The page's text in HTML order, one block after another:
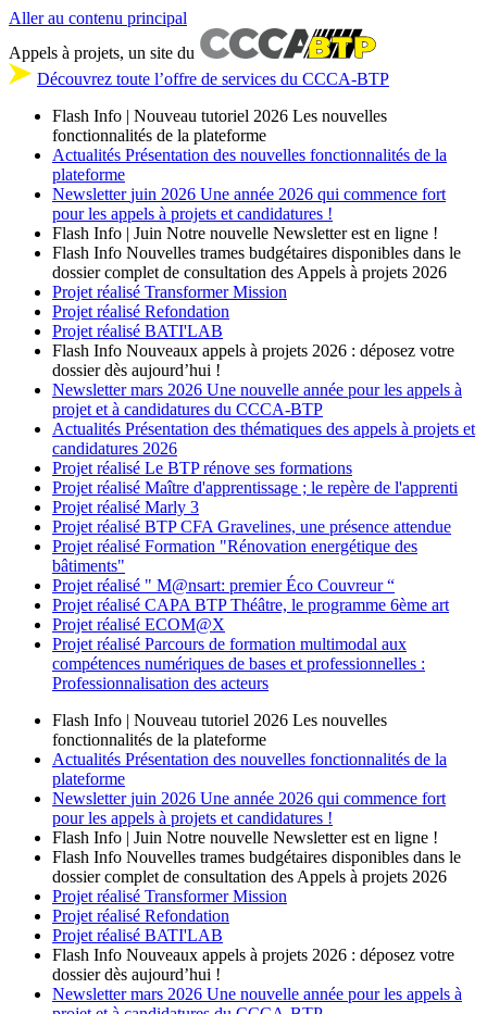
Aller au contenu principal
Appels à projets, un site du
Découvrez toute l’offre de services du CCCA-BTP
Flash Info | Nouveau tutoriel 2026 Les nouvelles
fonctionnalités de la plateforme
Actualités Présentation des nouvelles fonctionnalités de la
plateforme
Newsletter juin 2026 Une année 2026 qui commence fort
pour les appels à projets et candidatures !
Flash Info | Juin Notre nouvelle Newsletter est en ligne !
Flash Info Nouvelles trames budgétaires disponibles dans le
dossier complet de consultation des Appels à projets 2026
Projet réalisé Transformer Mission
Projet réalisé Refondation
Projet réalisé BATI'LAB
Flash Info Nouveaux appels à projets 2026 : déposez votre
dossier dès aujourd’hui !
Newsletter mars 2026 Une nouvelle année pour les appels à
projet et à candidatures du CCCA-BTP
Actualités Présentation des thématiques des appels à projets et
candidatures 2026
Projet réalisé Le BTP rénove ses formations
Projet réalisé Maître d'apprentissage ; le repère de l'apprenti
Projet réalisé Marly 3
Projet réalisé BTP CFA Gravelines, une présence attendue
Projet réalisé Formation "Rénovation energétique des
bâtiments"
Projet réalisé " M@nsart: premier Éco Couvreur “
Projet réalisé CAPA BTP Théâtre, le programme 6ème art
Projet réalisé ECOM@X
Projet réalisé Parcours de formation multimodal aux
compétences numériques de bases et professionnelles :
Professionnalisation des acteurs
Flash Info | Nouveau tutoriel 2026 Les nouvelles
fonctionnalités de la plateforme
Actualités Présentation des nouvelles fonctionnalités de la
plateforme
Newsletter juin 2026 Une année 2026 qui commence fort
pour les appels à projets et candidatures !
Flash Info | Juin Notre nouvelle Newsletter est en ligne !
Flash Info Nouvelles trames budgétaires disponibles dans le
dossier complet de consultation des Appels à projets 2026
Projet réalisé Transformer Mission
Projet réalisé Refondation
Projet réalisé BATI'LAB
Flash Info Nouveaux appels à projets 2026 : déposez votre
dossier dès aujourd’hui !
Newsletter mars 2026 Une nouvelle année pour les appels à